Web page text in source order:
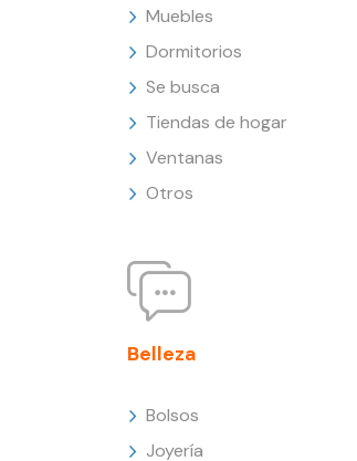
Muebles
Dormitorios
Se busca
Tiendas de hogar
Ventanas
Otros
Belleza
Bolsos
Joyería